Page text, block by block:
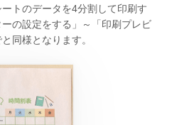
トのデータを4分割して印刷す
の設定をする」～「印刷プレビ
同様となります。